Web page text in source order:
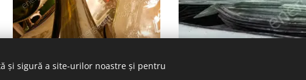
și sigură a site-urilor noastre și pentru